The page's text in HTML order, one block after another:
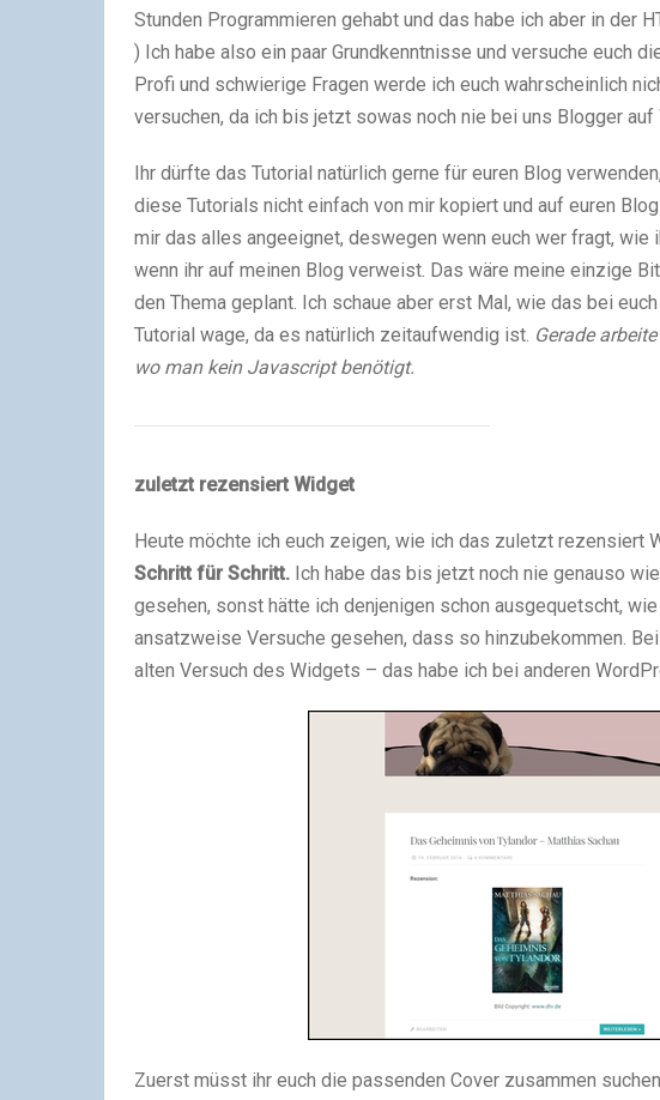
Stunden Programmieren gehabt und das habe ich aber in der
) Ich habe also ein paar Grundkenntnisse und versuche euch
Profi und schwierige Fragen werde ich euch wahrscheinlich
versuchen, da ich bis jetzt sowas noch nie bei uns Blogger
Ihr dürfte das Tutorial natürlich gerne für euren Blog
diese Tutorials nicht einfach von mir kopiert und auf euren
mir das alles angeeignet, deswegen wenn euch wer fragt, wie
wenn ihr auf meinen Blog verweist. Das wäre meine einzige
den Thema geplant. Ich schaue aber erst Mal, wie das bei
Tutorial wage, da es natürlich zeitaufwendig ist. Gerade
wo man kein Javascript benötigt.
zuletzt rezensiert Widget
Heute möchte ich euch zeigen, wie ich das zuletzt rezensiert
Schritt für Schritt. Ich habe das bis jetzt noch nie genauso
gesehen, sonst hätte ich denjenigen schon ausgequetscht, wie
ansatzweise Versuche gesehen, dass so hinzubekommen.
alten Versuch des Widgets – das habe ich bei anderen
Zuerst müsst ihr euch die passenden Cover zusammen